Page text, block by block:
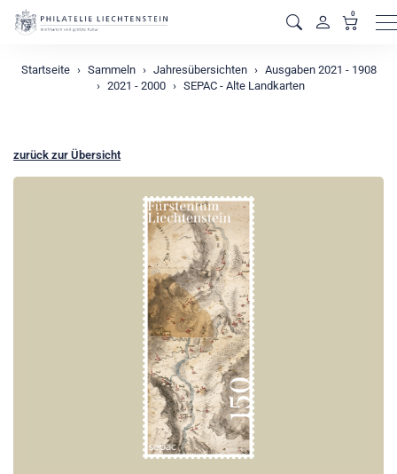
0
Startseite Sammeln Jahresübersichten
Ausgaben 2021 - 1908
2021 - 2000
SEPAC - Alte Landkarten
zurück zur Übersicht